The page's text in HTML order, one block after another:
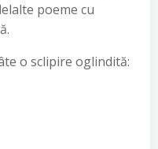
poeme cu
o sclipire oglindită: